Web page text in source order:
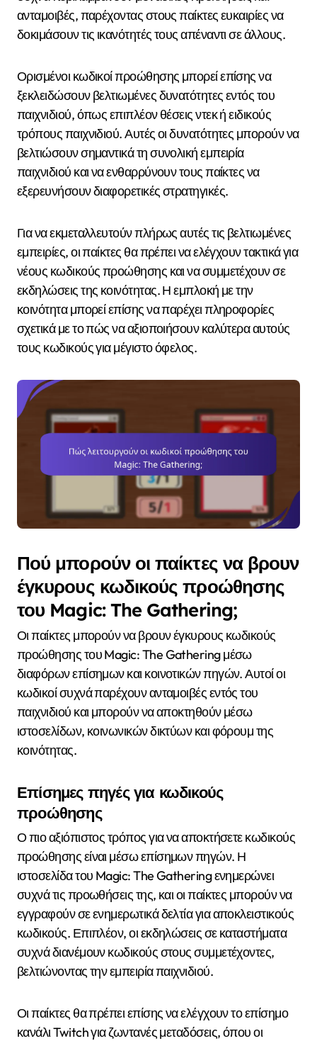
ανταμοιβές, παρέχοντας στους παίκτες ευκαιρίες να
δοκιμάσουν τις ικανότητές τους απέναντι σε άλλους.
Ορισμένοι κωδικοί προώθησης μπορεί επίσης να
ξεκλειδώσουν βελτιωμένες δυνατότητες εντός του
παιχνιδιού, όπως επιπλέον θέσεις ντεκ ή ειδικούς
τρόπους παιχνιδιού. Αυτές οι δυνατότητες μπορούν να
βελτιώσουν σημαντικά τη συνολική εμπειρία
παιχνιδιού και να ενθαρρύνουν τους παίκτες να
εξερευνήσουν διαφορετικές στρατηγικές.
Για να εκμεταλλευτούν πλήρως αυτές τις βελτιωμένες
εμπειρίες, οι παίκτες θα πρέπει να ελέγχουν τακτικά για
νέους κωδικούς προώθησης και να συμμετέχουν σε
εκδηλώσεις της κοινότητας. Η εμπλοκή με την
κοινότητα μπορεί επίσης να παρέχει πληροφορίες
σχετικά με το πώς να αξιοποιήσουν καλύτερα αυτούς
τους κωδικούς για μέγιστο όφελος.
Πού μπορούν οι παίκτες να βρουν
έγκυρους κωδικούς προώθησης
του Magic: The Gathering;
Οι παίκτες μπορούν να βρουν έγκυρους κωδικούς
προώθησης του Magic: The Gathering μέσω
διαφόρων επίσημων και κοινοτικών πηγών. Αυτοί οι
κωδικοί συχνά παρέχουν ανταμοιβές εντός του
παιχνιδιού και μπορούν να αποκτηθούν μέσω
ιστοσελίδων, κοινωνικών δικτύων και φόρουμ της
κοινότητας.
Επίσημες πηγές για κωδικούς
προώθησης
Ο πιο αξιόπιστος τρόπος για να αποκτήσετε κωδικούς
προώθησης είναι μέσω επίσημων πηγών. Η
ιστοσελίδα του Magic: The Gathering ενημερώνει
συχνά τις προωθήσεις της, και οι παίκτες μπορούν να
εγγραφούν σε ενημερωτικά δελτία για αποκλειστικούς
κωδικούς. Επιπλέον, οι εκδηλώσεις σε καταστήματα
συχνά διανέμουν κωδικούς στους συμμετέχοντες,
βελτιώνοντας την εμπειρία παιχνιδιού.
Οι παίκτες θα πρέπει επίσης να ελέγχουν το επίσημο
κανάλι Twitch για ζωντανές μεταδόσεις, όπου οι